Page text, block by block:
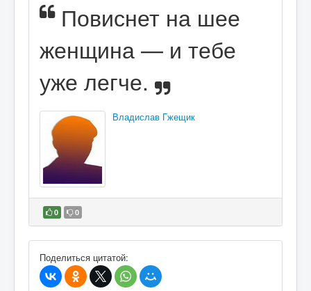
Поиск
Повиснет на шее
женщина — и тебе
уже легче.
Владислав Гжещик
0 0
В избранное
Поделиться цитатой: